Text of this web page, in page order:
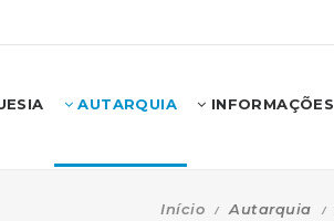
AUTARQUIA INFORMAÇÕES
Início Autarquia